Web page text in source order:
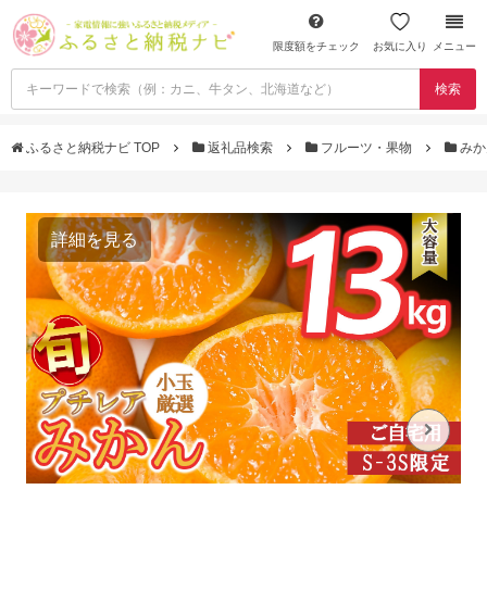
限度額をチェック お気に入り メニュー
検索
ふるさと納税ナビ TOP 返礼品検索 フルーツ・果物 み
詳細を見る